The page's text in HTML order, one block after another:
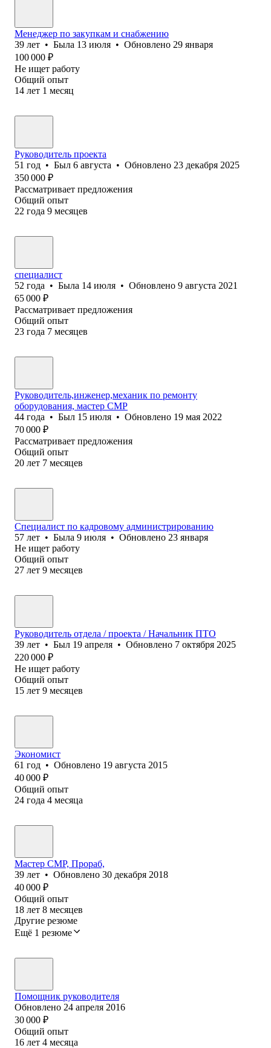
Менеджер по закупкам и снабжению
39 лет • Была 13 июля • Обновлено 29 января
100 000 ₽
Не ищет работу
Общий опыт
14 лет 1 месяц
Руководитель проекта
51 год • Был 6 августа • Обновлено 23 декабря 2025
350 000 ₽
Рассматривает предложения
Общий опыт
22 года 9 месяцев
специалист
52 года • Была 14 июля • Обновлено 9 августа 2021
65 000 ₽
Рассматривает предложения
Общий опыт
23 года 7 месяцев
Руководитель,инженер,механик по ремонту
оборудования, мастер СМР
44 года • Был 15 июля • Обновлено 19 мая 2022
70 000 ₽
Рассматривает предложения
Общий опыт
20 лет 7 месяцев
Специалист по кадровому администрированию
57 лет • Была 9 июля • Обновлено 23 января
Не ищет работу
Общий опыт
27 лет 9 месяцев
Руководитель отдела / проекта / Начальник ПТО
39 лет • Был 19 апреля • Обновлено 7 октября 2025
220 000 ₽
Не ищет работу
Общий опыт
15 лет 9 месяцев
Экономист
61 год • Обновлено 19 августа 2015
40 000 ₽
Общий опыт
24 года 4 месяца
Мастер СМР, Прораб,
39 лет • Обновлено 30 декабря 2018
40 000 ₽
Общий опыт
18 лет 8 месяцев
Другие резюме
Ещё 1 резюме
Помощник руководителя
Обновлено 24 апреля 2016
30 000 ₽
Общий опыт
16 лет 4 месяца